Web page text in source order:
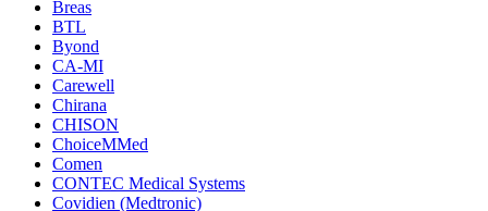
Breas
BTL
Byond
CA-MI
Carewell
Chirana
CHISON
ChoiceMMed
Comen
CONTEC Medical Systems
Covidien (Medtronic)